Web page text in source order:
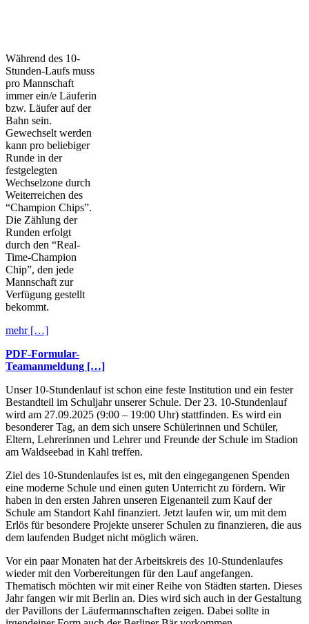
Während des 10-
Stunden-Laufs muss
pro Mannschaft
immer ein/e Läuferin
bzw. Läufer auf der
Bahn sein.
Gewechselt werden
kann pro beliebiger
Runde in der
festgelegten
Wechselzone durch
Weiterreichen des
“Champion Chips”.
Die Zählung der
Runden erfolgt
durch den “Real-
Time-Champion
Chip”, den jede
Mannschaft zur
Verfügung gestellt
bekommt.
mehr […]
PDF-Formular-
Teamanmeldung […]
Unser 10-Stundenlauf ist schon eine feste Institution und ein fester
Bestandteil im Schuljahr unserer Schule. Der 23. 10-Stundenlauf
wird am 27.09.2025 (9:00 – 19:00 Uhr) stattfinden. Es wird ein
besonderer Tag, an dem sich unsere Schülerinnen und Schüler,
Eltern, Lehrerinnen und Lehrer und Freunde der Schule im Stadion
am Waldseebad in Kahl treffen.
Ziel des 10-Stundenlaufes ist es, mit den eingegangenen Spenden
eine moderne Schule und einen guten Unterricht zu fördern. Wir
haben in den ersten Jahren unseren Eigenanteil zum Kauf der
Schule am Standort Kahl finanziert. Jetzt laufen wir, um mit dem
Erlös für besondere Projekte unserer Schulen zu finanzieren, die aus
dem laufenden Budget nicht möglich wären.
Vor ein paar Monaten hat der Arbeitskreis des 10-Stundenlaufes
wieder mit den Vorbereitungen für den Lauf angefangen.
Thematisch möchten wir mit einer Reihe von Städten starten. Dieses
Jahr fangen wir mit Berlin an. Dies wird sich auch in der Gestaltung
der Pavillons der Läufermannschaften zeigen. Dabei sollte in